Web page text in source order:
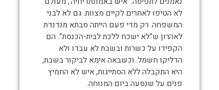
לא הטיפו לאחרים לקיים מצוות. גם לא לבני
המשפחה. רק מדי פעם הייתה סבתא מנדנדת
לאהרון ש”לא ישכח ללכת לבית-הכנסת”. הם
הקפידו על כשרות ובשבת לא עבדו ולא
הדליקו חשמל. וכשבאה אימא לביקור בשבת,
היא התקבלה ללא הסתייגות, איש לא החמיץ
פנים על שנסעה ביום המנוחה.